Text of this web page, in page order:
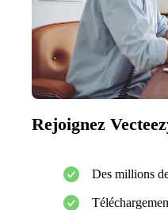
Rejoignez
Des millions